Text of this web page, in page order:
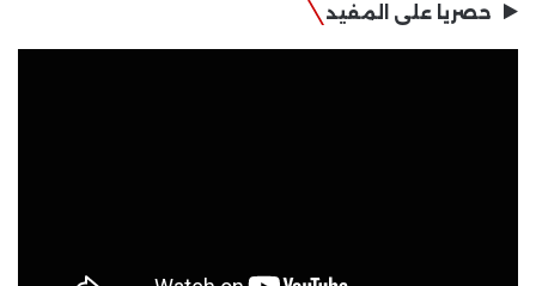
حصريا على المفيد